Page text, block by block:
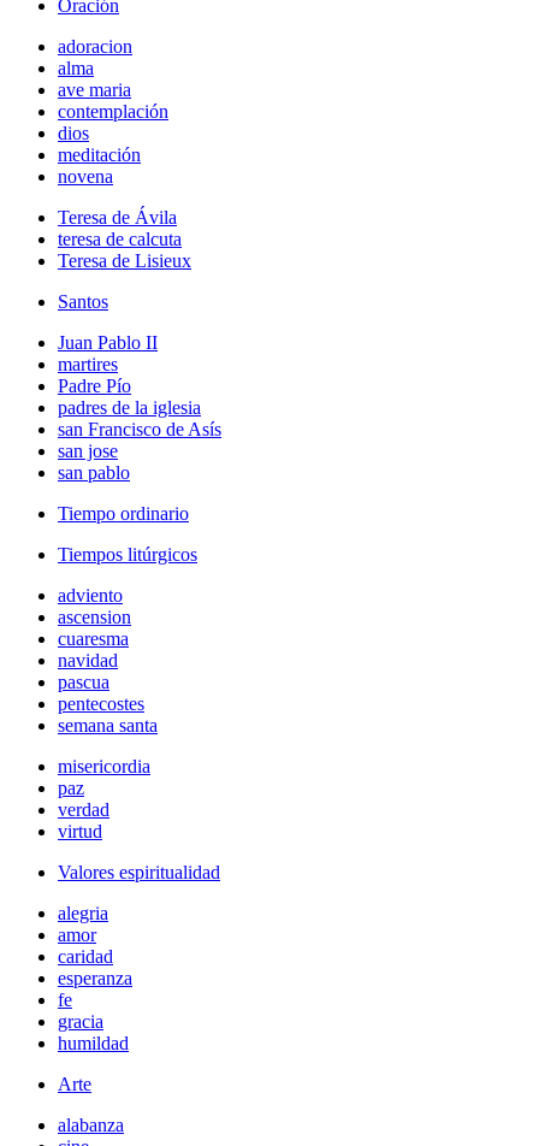
Oración
adoracion
alma
ave maria
contemplación
dios
meditación
novena
Teresa de Ávila
teresa de calcuta
Teresa de Lisieux
Santos
Juan Pablo II
martires
Padre Pío
padres de la iglesia
san Francisco de Asís
san jose
san pablo
Tiempo ordinario
Tiempos litúrgicos
adviento
ascension
cuaresma
navidad
pascua
pentecostes
semana santa
misericordia
paz
verdad
virtud
Valores espiritualidad
alegria
amor
caridad
esperanza
fe
gracia
humildad
Arte
alabanza